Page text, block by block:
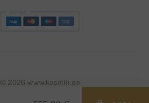
© 2026 www.kasmiir.ee